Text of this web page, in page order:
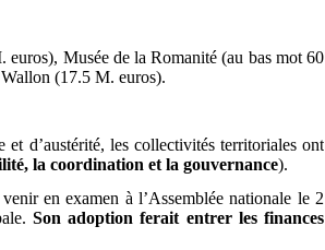
Musée de la Romanité (au bas mot 60
(17.5 M. euros).
d’austérité, les collectivités territoriales ont
la coordination et la gouvernance).
en examen à l’Assemblée nationale le 2
Son adoption ferait entrer les finances